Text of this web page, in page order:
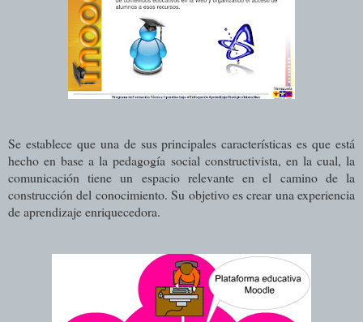
Se establece que una de sus principales características es que está
hecho en base a la pedagogía social constructivista, en la cual, la
comunicación tiene un espacio relevante en el camino de la
construcción del conocimiento. Su objetivo es crear una experiencia
de aprendizaje enriquecedora.